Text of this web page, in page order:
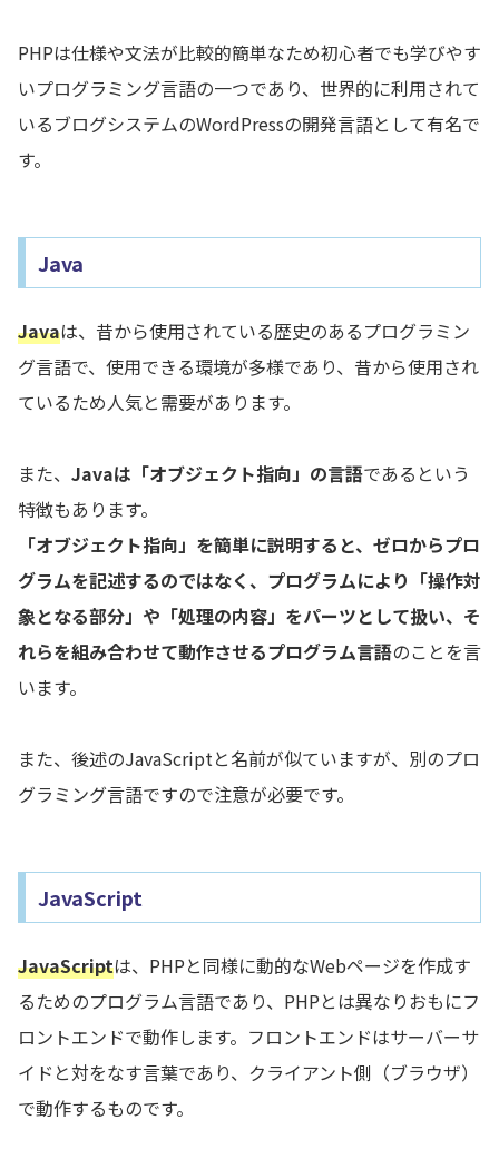
PHPは仕様や文法が比較的簡単なため初心者でも学びやす
いプログラミング言語の一つであり、世界的に利用されて
いるブログシステムのWordPressの開発言語として有名で
す。
Java
Javaは、昔から使用されている歴史のあるプログラミン
グ言語で、使用できる環境が多様であり、昔から使用され
ているため人気と需要があります。
また、 Javaは「オブジェクト指向」の言語であるという
特徴もあります。
「オブジェクト指向」を簡単に説明すると、ゼロからプロ
グラムを記述するのではなく、プログラムにより「操作対
象となる部分」や「処理の内容」をパーツとして扱い、そ
れらを組み合わせて動作させるプログラム言語のことを言
います。
また、後述のJavaScriptと名前が似ていますが、別のプロ
グラミング言語ですので注意が必要です。
JavaScript
JavaScriptは、PHPと同様に動的なWebページを作成す
るためのプログラム言語であり、PHPとは異なりおもにフ
ロントエンドで動作します。フロントエンドはサーバーサ
イドと対をなす言葉であり、クライアント側（ブラウザ）
で動作するものです。